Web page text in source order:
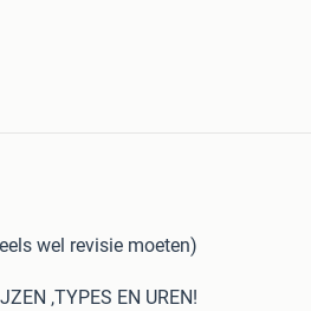
wel revisie moeten)
,TYPES EN UREN!